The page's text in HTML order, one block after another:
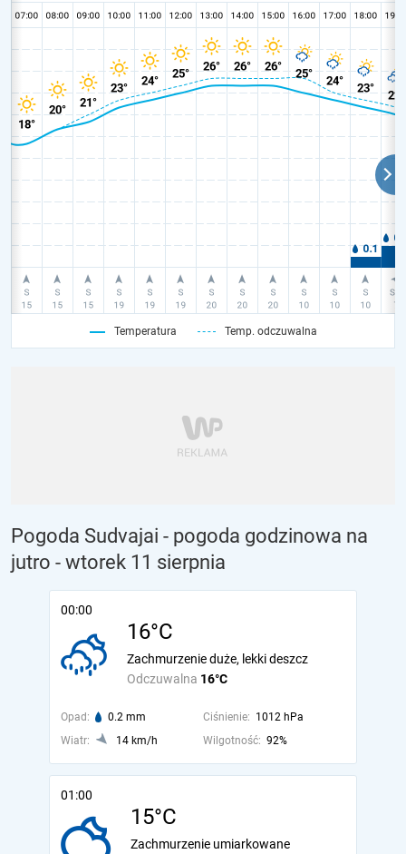
Temperatura Temp. odczuwalna
Pogoda Sudvajai - pogoda godzinowa na
jutro - wtorek 11 sierpnia
00:00
16°C
Odczuwalna 16°C
Zachmurzenie duże, lekki deszcz
Opad: 0.2 mm Ciśnienie: 1012 hPa
Wiatr:
14 km/h Wilgotność: 92%
01:00
15°C
Zachmurzenie umiarkowane